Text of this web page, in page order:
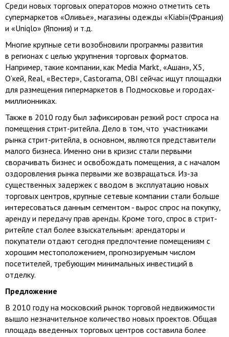
Среди новых торговых операторов можно отметить сеть
супермаркетов «Оливье», магазины одежды «Kiabi»(Франция)
и «Uniqlo» (Япония) и т.д.
Многие крупные сети возобновили программы развития
в регионах с целью укрупнения торговых форматов.
Например, такие компании, как Media Markt, «Ашан», Х5,
О’кей, Real, «Вестер», Castorama, OBI сейчас ищут площадки
для размещения гипермаркетов в Подмосковье и городах-
миллионниках.
Также в 2010 году был зафиксирован резкий рост спроса на
помещения стрит-ритейла. Дело в том, что участниками
рынка стрит-ритейла, в основном, являются представители
малого бизнеса. Именно они в кризис стали первыми
сворачивать бизнес и освобождать помещения, а с началом
оздоровления рынка первыми же возвращаться. Из-за
существенных задержек с вводом в эксплуатацию новых
торговых центров, крупные сетевые компании стали больше
интересоваться данным сегментом - вырос спрос на покупку,
аренду и передачу прав аренды. Кроме того, спрос в стрит-
ритейле стал более взыскательным: арендаторы и
покупатели отдают сегодня предпочтение помещениям с
хорошим местоположением, прогнозируемым числом
посетителей, требующим минимальных инвестиций в
отделку.
Предложение
В 2010 году на московский рынок торговой недвижимости
вышло незначительное количество новых проектов. Общая
площадь введенных торговых центров составила более